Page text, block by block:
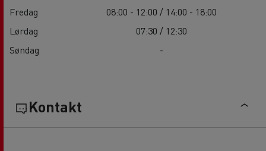
Fredag
08:00 - 12:00 / 14:00 - 18:00
Lørdag
07:30 / 12:30
Søndag
-
Kontakt